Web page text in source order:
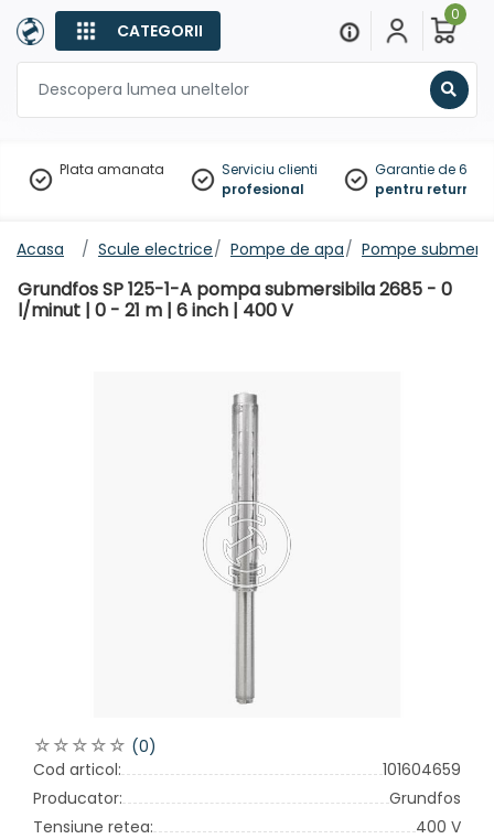
CATEGORII
0
Plata amanata
Serviciu clienti
profesional
Garantie de 60
pentru
Acasa Scule electrice Pompe de apa Pompe
Grundfos SP 125-1-A pompa submersibila 2685 - 0
l/minut | 0 - 21 m | 6 inch | 400 V
(0)
Cod articol:
101604659
Producator:
Grundfos
Tensiune retea:
400 V